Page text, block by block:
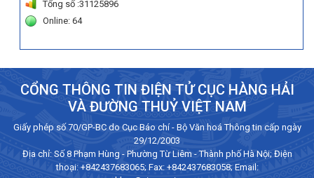
Tổng số :31125896
Online: 64
CỔNG THÔNG TIN ĐIỆN TỬ CỤC HÀNG HẢI
VÀ ĐƯỜNG THUỶ VIỆT NAM
Giấy phép số 70/GP-BC do Cục Báo chí - Bộ Văn hoá Thông tin cấp ngày
29/12/2003
Địa chỉ: Số 8 Phạm Hùng - Phường Từ Liêm - Thành phố Hà Nội; Điện
thoại: +842437683065; Fax: +842437683058; Email: